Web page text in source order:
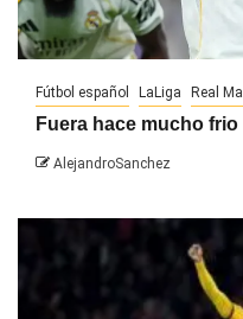
Fútbol español LaLiga Real
Fuera hace mucho frio
AlejandroSanchez